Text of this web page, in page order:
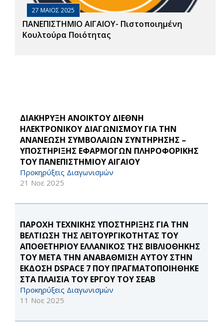
27 ΜΑΙΟΣ 2025
ΠΑΝΕΠΙΣΤΗΜΙΟ ΑΙΓΑΙΟΥ- Πιστοποιημένη
Κουλτούρα Ποιότητας
ΔΙΑΚΗΡΥΞΗ ΑΝΟΙΚΤΟΥ ΔΙΕΘΝΗ
ΗΛΕΚΤΡΟΝΙΚΟΥ ΔΙΑΓΩΝΙΣΜΟΥ ΓΙΑ THN
ΑΝΑΝΕΩΣΗ ΣΥΜΒΟΛΑΙΩΝ ΣΥΝΤΗΡΗΣΗΣ –
ΥΠΟΣΤΗΡΙΞΗΣ ΕΦΑΡΜΟΓΩΝ ΠΛΗΡΟΦΟΡΙΚΗΣ
ΤΟΥ ΠΑΝΕΠΙΣΤΗΜΙΟΥ ΑΙΓΑΙΟΥ
Προκηρύξεις Διαγωνισμών
21 Νοε 2025
ΠΑΡΟΧΗ ΤΕΧΝΙΚΗΣ ΥΠΟΣΤΗΡΙΞΗΣ ΓΙΑ ΤΗΝ
ΒΕΛΤΙΩΣΗ ΤΗΣ ΛΕΙΤΟΥΡΓΙΚΟΤΗΤΑΣ ΤΟΥ
ΑΠΟΘΕΤΗΡΙΟΥ ΕΛΛΑΝΙΚΟΣ ΤΗΣ ΒΙΒΛΙΟΘΗΚΗΣ
ΤΟΥ ΜΕΤΑ ΤΗΝ ΑΝΑΒΑΘΜΙΣΗ ΑΥΤΟΥ ΣΤΗΝ
ΕΚΔΟΣΗ DSPACE 7 ΠΟΥ ΠΡΑΓΜΑΤΟΠΟΙΗΘΗΚΕ
ΣΤΑ ΠΛΑΙΣΙΑ ΤΟΥ ΕΡΓΟΥ ΤΟΥ ΣΕΑΒ
Προκηρύξεις Διαγωνισμών
11 Νοε 2025